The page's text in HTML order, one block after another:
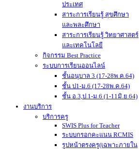
ประเทศ
สาระการเรียนรู้ สุขศึกษา
และพละศึกษา
สาระการเรียนรู้ วิทยาศาสตร์
และเทคโนโลยี
กิจกรรม Best Practice
ระบบการเรียนออนไลน์
ชั้นอนุบาล 3 (17-28พ.ค.64)
ชั้น ป1-ม.6 (17-28พ.ค.64)
ชั้น อ.3,ป.1-ม.6 (1-11มิ.ย.64)
งานบริการ
บริการครู
SWIS Plus for Teacher
ระบบกรอกคะแนน RCMIS
รูปหน้าตรงครู(เฉพาะภายใน